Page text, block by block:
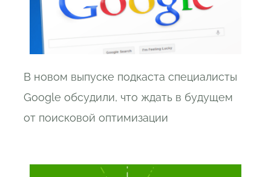
В новом выпуске подкаста специалисты
Google обсудили, что ждать в будущем
от поисковой оптимизации